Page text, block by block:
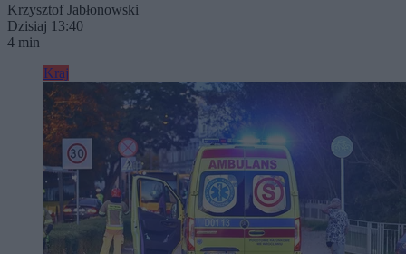
Krzysztof Jabłonowski
Dzisiaj 13:40
4 min
Kraj